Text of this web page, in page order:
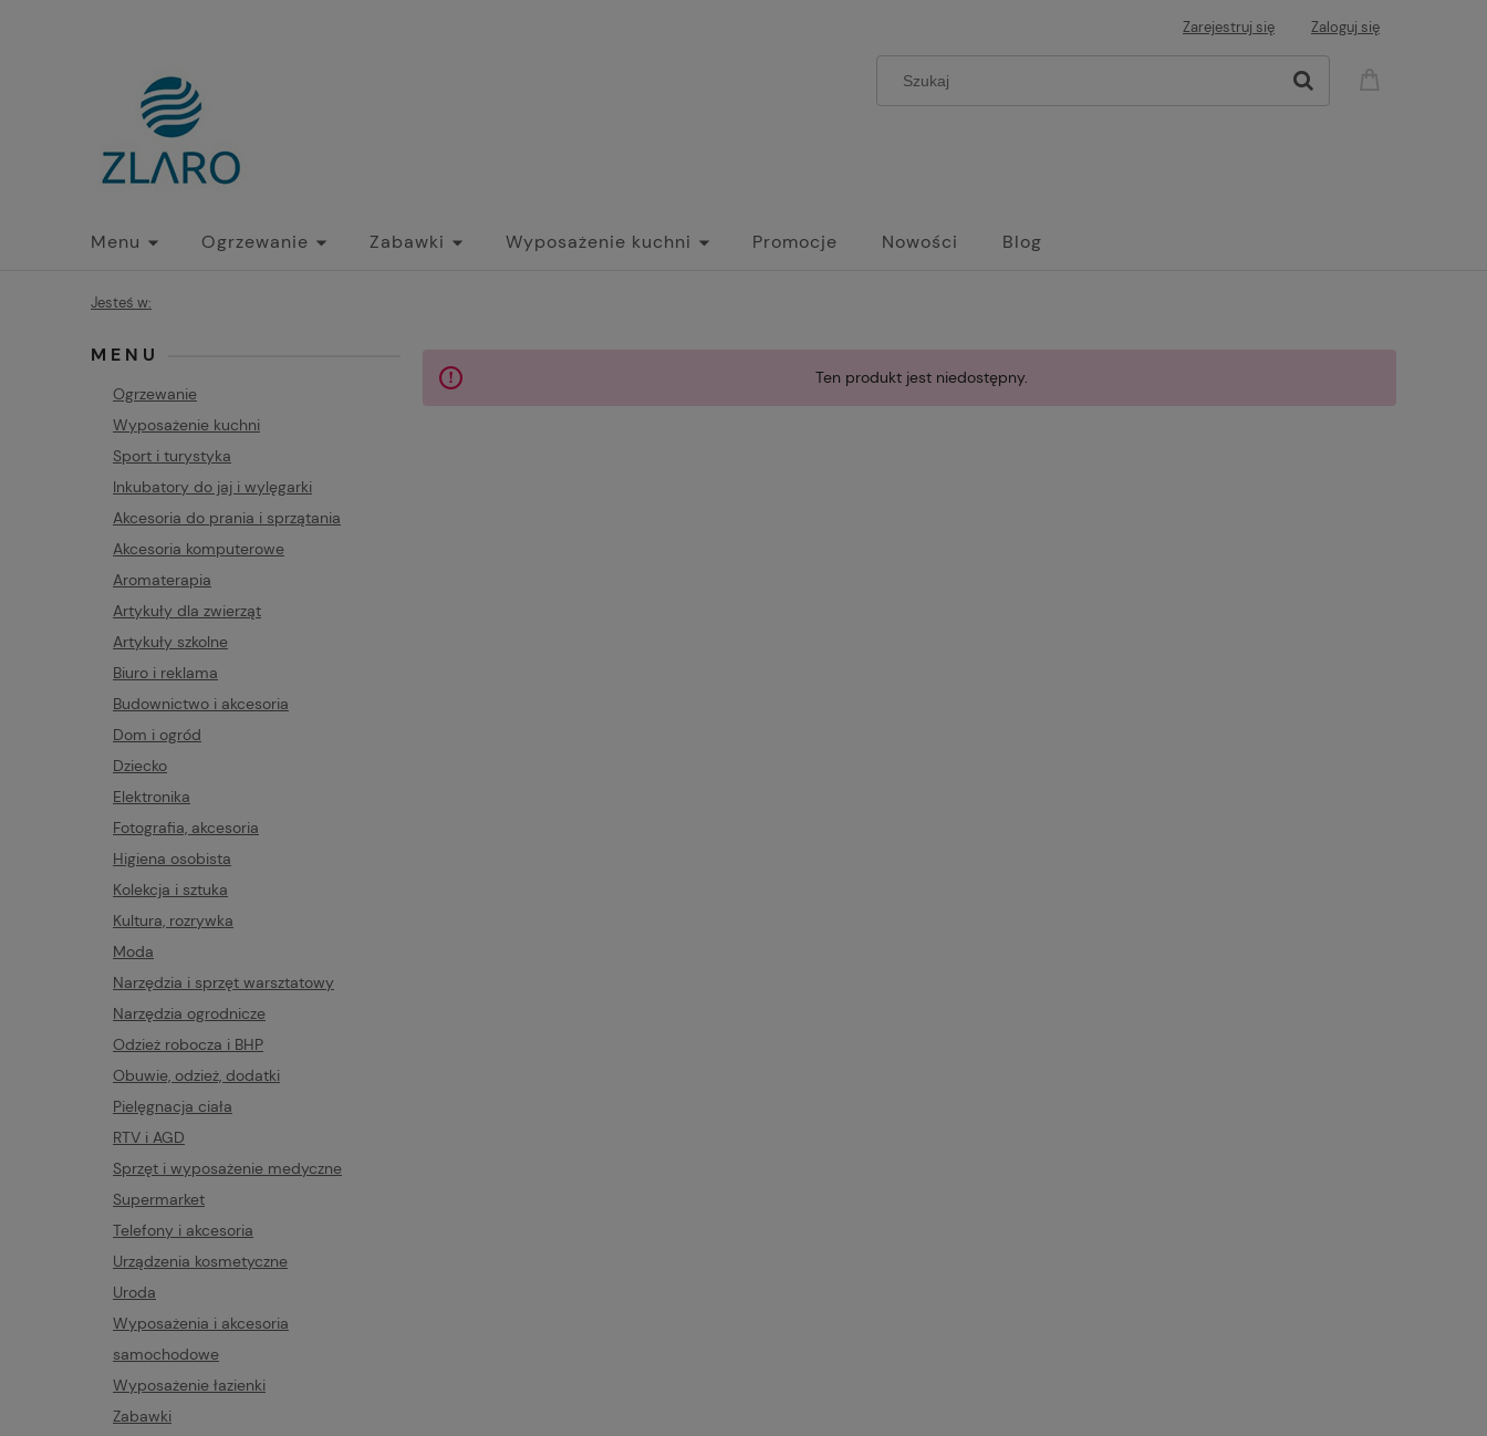
Zarejestruj się Zaloguj się
Menu Ogrzewanie Zabawki Wyposażenie kuchni Promocje Nowości Blog
Jesteś w:
MENU
Ogrzewanie
Wyposażenie kuchni
Sport i turystyka
Inkubatory do jaj i wylęgarki
Akcesoria do prania i sprzątania
Akcesoria komputerowe
Aromaterapia
Artykuły dla zwierząt
Artykuły szkolne
Biuro i reklama
Budownictwo i akcesoria
Dom i ogród
Dziecko
Elektronika
Fotografia, akcesoria
Higiena osobista
Kolekcja i sztuka
Kultura, rozrywka
Moda
Narzędzia i sprzęt warsztatowy
Narzędzia ogrodnicze
Odzież robocza i BHP
Obuwie, odzież, dodatki
Pielęgnacja ciała
RTV i AGD
Sprzęt i wyposażenie medyczne
Supermarket
Telefony i akcesoria
Urządzenia kosmetyczne
Uroda
Wyposażenia i akcesoria
samochodowe
Wyposażenie łazienki
Zabawki
Ten produkt jest niedostępny.